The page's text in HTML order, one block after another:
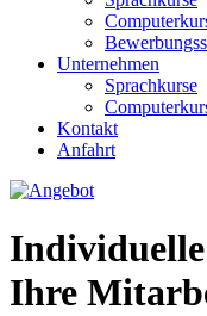
Unternehmen
Sprachkurse
Kontakt
Anfahrt
Ihre